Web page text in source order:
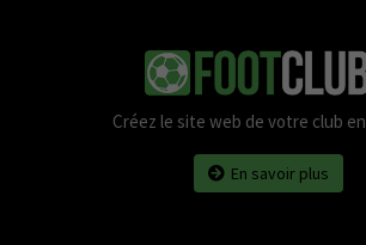
Créez le site web de votre club
En savoir plus